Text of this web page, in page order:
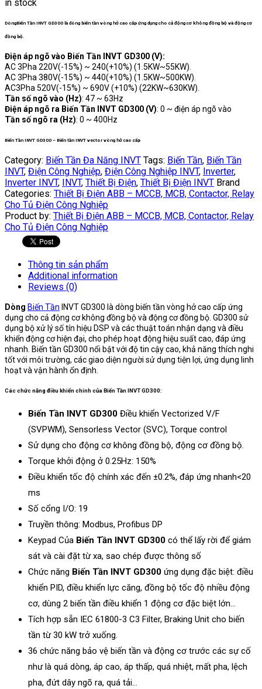
in stock
DòngBiến Tần INVT GD300 là dòng biến tần vòng hở cao cấp ứng dụng cho cả động cơ không đồng bộ và động cơ
đồng bộ.
Điện áp ngõ vào Biến Tần INVT GD300 (V):
AC 3Pha 220V(-15%) ~ 240(+10%) (1.5KW~55KW).
AC 3Pha 380V(-15%) ~ 440(+10%) (1.5KW~500KW).
AC3Pha 520V(-15%) ~ 690V (+10%) (22KW~630KW).
Tần số ngõ vào (Hz): 47 ~ 63Hz
Điện áp ngõ ra Biến Tần INVT GD300 (V): 0 ~ điện áp ngõ vào
Tần số ngõ ra (Hz): 0 ~ 400Hz
Biến Tần INVT GD300 – Biến tần INVT vector vòng hở cao cấp
Category: Biến Tần Đa Năng INVT Tags: Biến Tần, Biến Tần
INVT, Điện Công Nghiệp, Điện Công Nghiệp INVT, Inverter,
Inverter INVT, INVT, Thiết Bị Điện, Thiết Bị Điện INVT Brand
Categories: Thiết Bị Điện ABB – MCCB, MCB, Contactor, Relay
Cho Tủ Điện Công Nghiệp
Product by: Thiết Bị Điện ABB – MCCB, MCB, Contactor, Relay
Cho Tủ Điện Công Nghiệp
Thông tin sản phẩm
Additional information
Reviews (0)
Dòng Biến Tần INVT GD300 là dòng biến tần vòng hở cao cấp ứng
dụng cho cả động cơ không đồng bộ và động cơ đồng bộ. GD300 sử
dụng bộ xử lý số tín hiệu DSP và các thuật toán nhận dạng và điều
khiển động cơ hiện đại, cho phép hoạt động hiệu suất cao, đáp ứng
nhanh. Biến tần GD300 nổi bật với độ tin cậy cao, khả năng thích nghi
tốt với môi trường, các giao diện người sử dụng tiện lợi, ứng dụng linh
hoạt và vận hành ổn định.
Các chức năng điều khiển chính của Biến Tần INVT GD300:
Biến Tần INVT GD300 Điều khiển Vectorized V/F
(SVPWM), Sensorless Vector (SVC), Torque control
Sử dụng cho động cơ không đồng bộ, động cơ đồng bộ.
Torque khởi động ở 0.25Hz: 150%
Điều khiển tốc độ chính xác đến ±0.2%, đáp ứng nhanh<20
ms
Số cổng I/O: 19
Truyền thông: Modbus, Profibus DP
Keypad Của Biến Tần INVT GD300 có thể lấy rời để giám
sát và cài đặt từ xa, sao chép được thông số
Chức năng Biến Tần INVT GD300 ứng dụng đặc biệt: điều
khiển PID, điều khiển lực căng, đồng bộ tốc độ nhiều động
cơ, dùng 2 biến tần điều khiển 1 động cơ đặc biệt lớn…
Tích hợp sẵn IEC 61800-3 C3 Filter, Braking Unit cho biến
tần từ 30 kW trở xuống.
36 chức năng bảo vệ biến tần và động cơ trước các sự cố
như là quá dòng, áp cao, áp thấp, quá nhiệt, mất pha, lệch
pha, đứt dây ngõ ra, quá tải…